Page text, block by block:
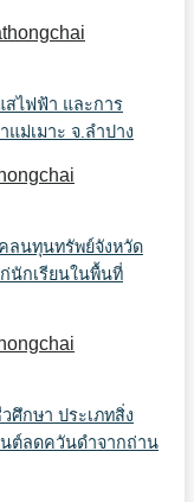
สไฟฟ้า และการ
ม่เมาะ จ.ลำปาง
ลนทุนทรัพย์จังหวัด
นักเรียนในพื้นที่
ศึกษา ประเภทสิ่ง
นต์ลดควันดำจากถ่าน